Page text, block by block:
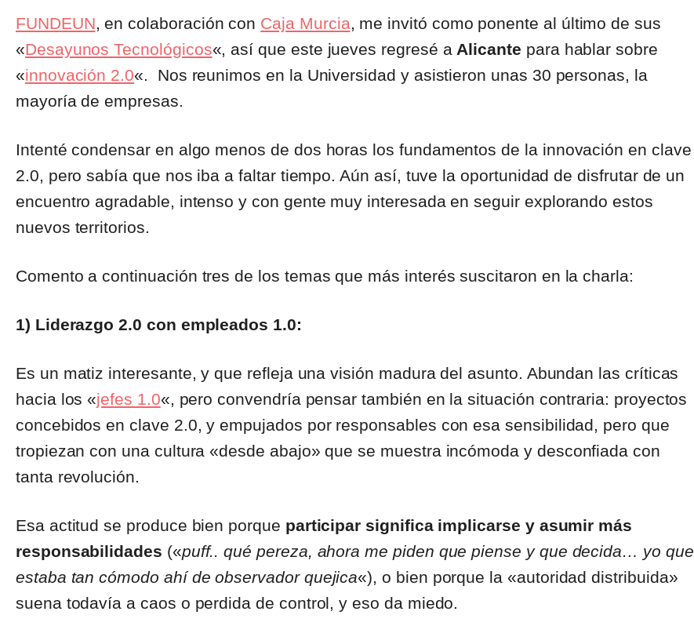
FUNDEUN , en colaboración con Caja Murcia , me invitó como ponente al último de sus
«Desayunos Tecnológicos«, así que este jueves regresé a Alicante para hablar sobre
«innovación 2.0«. Nos reunimos en la Universidad y asistieron unas 30 personas, la
mayoría de empresas.
Intenté condensar en algo menos de dos horas los fundamentos de la innovación en clave
2.0, pero sabía que nos iba a faltar tiempo. Aún así, tuve la oportunidad de disfrutar de un
encuentro agradable, intenso y con gente muy interesada en seguir explorando estos
nuevos territorios.
Comento a continuación tres de los temas que más interés suscitaron en la charla:
1) Liderazgo 2.0 con empleados 1.0:
Es un matiz interesante, y que refleja una visión madura del asunto. Abundan las críticas
hacia los «jefes 1.0«, pero convendría pensar también en la situación contraria: proyectos
concebidos en clave 2.0, y empujados por responsables con esa sensibilidad, pero que
tropiezan con una cultura «desde abajo» que se muestra incómoda y desconfiada con
tanta revolución.
Esa actitud se produce bien porque participar significa implicarse y asumir más
responsabilidades («puff.. qué pereza, ahora me piden que piense y que decida… yo que
estaba tan cómodo ahí de observador quejica«), o bien porque la «autoridad distribuida»
suena todavía a caos o perdida de control, y eso da miedo.